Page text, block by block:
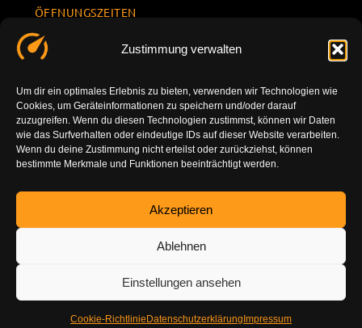
Zustimmung verwalten
Um dir ein optimales Erlebnis zu bieten, verwenden wir Technologien wie
Cookies, um Geräteinformationen zu speichern und/oder darauf
zuzugreifen. Wenn du diesen Technologien zustimmst, können wir Daten
wie das Surfverhalten oder eindeutige IDs auf dieser Website verarbeiten.
Wenn du deine Zustimmung nicht erteilst oder zurückziehst, können
bestimmte Merkmale und Funktionen beeinträchtigt werden.
Akzeptieren
Ablehnen
Einstellungen ansehen
Cookie-Richtlinie Datenschutzerklärung Impressum
ÖFFNUNGSZEITEN
Sa. 10.00 -
14.00
So.
geschlossen
INFORMATION
7777801
info@tuning-
vor-ort.com
DE-86179
g
Impressu
m